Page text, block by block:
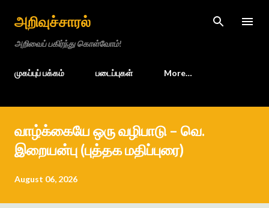
அறிவுச்சாரல்
அறிவைப் பகிர்ந்து கொள்வோம்!
முகப்புப் பக்கம் படைப்புகள் More…
வாழ்க்கையே ஒரு வழிபாடு – வெ.
இறையன்பு (புத்தக மதிப்புரை)
August 06, 2026